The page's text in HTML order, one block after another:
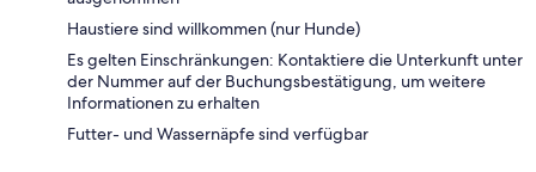
Haustiere sind willkommen (nur Hunde)
Es gelten Einschränkungen: Kontaktiere die Unterkunft unter
der Nummer auf der Buchungsbestätigung, um weitere
Informationen zu erhalten
Futter- und Wassernäpfe sind verfügbar